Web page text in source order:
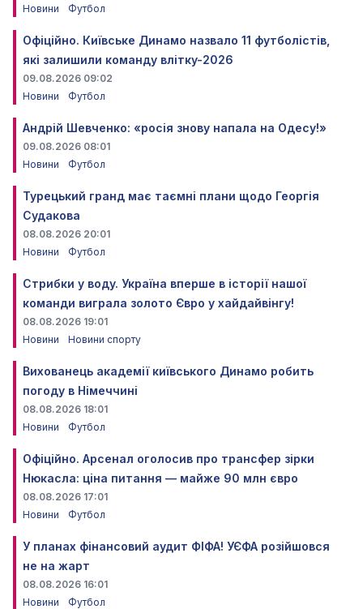
Новини
Футбол
Офіційно. Київське Динамо назвало 11 футболістів,
які залишили команду влітку-2026
09.08.2026 09:02
Новини
Футбол
Андрій Шевченко: «росія знову напала на Одесу!»
09.08.2026 08:01
Новини
Футбол
Турецький гранд має таємні плани щодо Георгія
Судакова
08.08.2026 20:01
Новини
Футбол
Стрибки у воду. Україна вперше в історії нашої
команди виграла золото Євро у хайдайвінгу!
08.08.2026 19:01
Новини
Новини спорту
Вихованець академії київського Динамо робить
погоду в Німеччині
08.08.2026 18:01
Новини
Футбол
Офіційно. Арсенал оголосив про трансфер зірки
Нюкасла: ціна питання — майже 90 млн євро
08.08.2026 17:01
Новини
Футбол
У планах фінансовий аудит ФІФА! УЄФА розійшовся
не на жарт
08.08.2026 16:01
Новини
Футбол